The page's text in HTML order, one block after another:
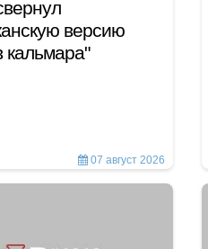
версию
кальмара"
07 август 2026